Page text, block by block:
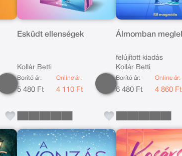
Esküdt ellenségek
Kollár Betti
Borító ár:
5 480 Ft
Online ár:
4 110 Ft
Álmomban
felújított kiadás
Kollár Betti
Borító ár:
6 480 Ft
Online ár:
4 860 Ft